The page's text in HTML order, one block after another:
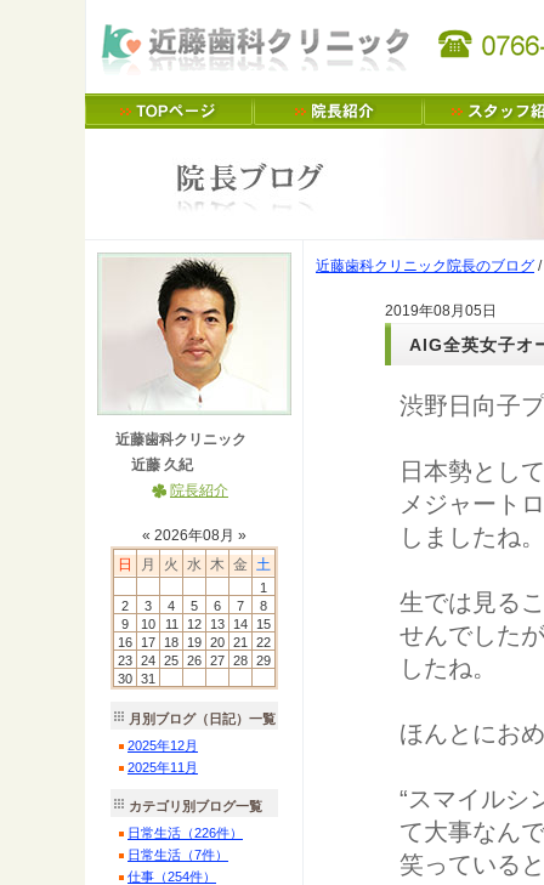
近藤歯科クリニック院長のブログ /
2019年08月05日
AIG全英女子オ
渋野日向子
日本勢とし
メジャート
しましたね。
生では見る
せんでした
したね。
ほんとにお
“スマイルシ
て大事なん
笑っている
近藤歯科クリニック
近藤 久紀
院長紹介
« 2026年08月 »
日
月 火 水 木 金 土
1
2
3 4 5 6 7
8
9
10 11 12 13 14
15
16
17 18 19 20 21
22
23 24 25 26 27 28 29
30 31
月別ブログ（日記）一覧
2025年12月
2025年11 月
カテゴリ別ブログ一覧
日常生活（226件）
日常生活（7件）
仕事（254件）